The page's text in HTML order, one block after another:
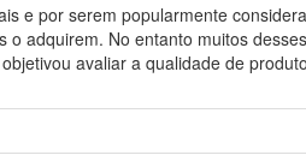
e por serem popularmente
adquirem. No entanto muitos
avaliar a qualidade de